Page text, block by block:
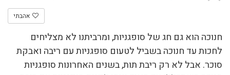
אהבתי
חנוכה הוא גם חג של סופגניות, ומרביתנו לא מצליחים
לחכות עד חנוכה בשביל לטעום סופגניות עם ריבה ואבקת
סוכר. אבל לא רק ריבת תות, בשנים האחרונות סופגניות